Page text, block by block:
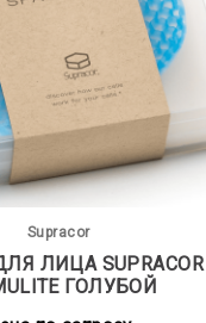
Supracor
ЛИЦА SUPRACOR
ГОЛУБОЙ